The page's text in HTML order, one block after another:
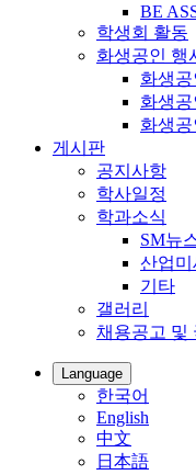
BE
학생회 활동
화생공인 행
화생
화생
화생
게시판
공지사항
학사일정
학과소식
SM뉴
산업미
기타
갤러리
채용공고 및
Language
한국어
English
中文
日本語